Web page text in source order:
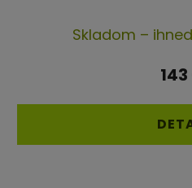
Skladom –